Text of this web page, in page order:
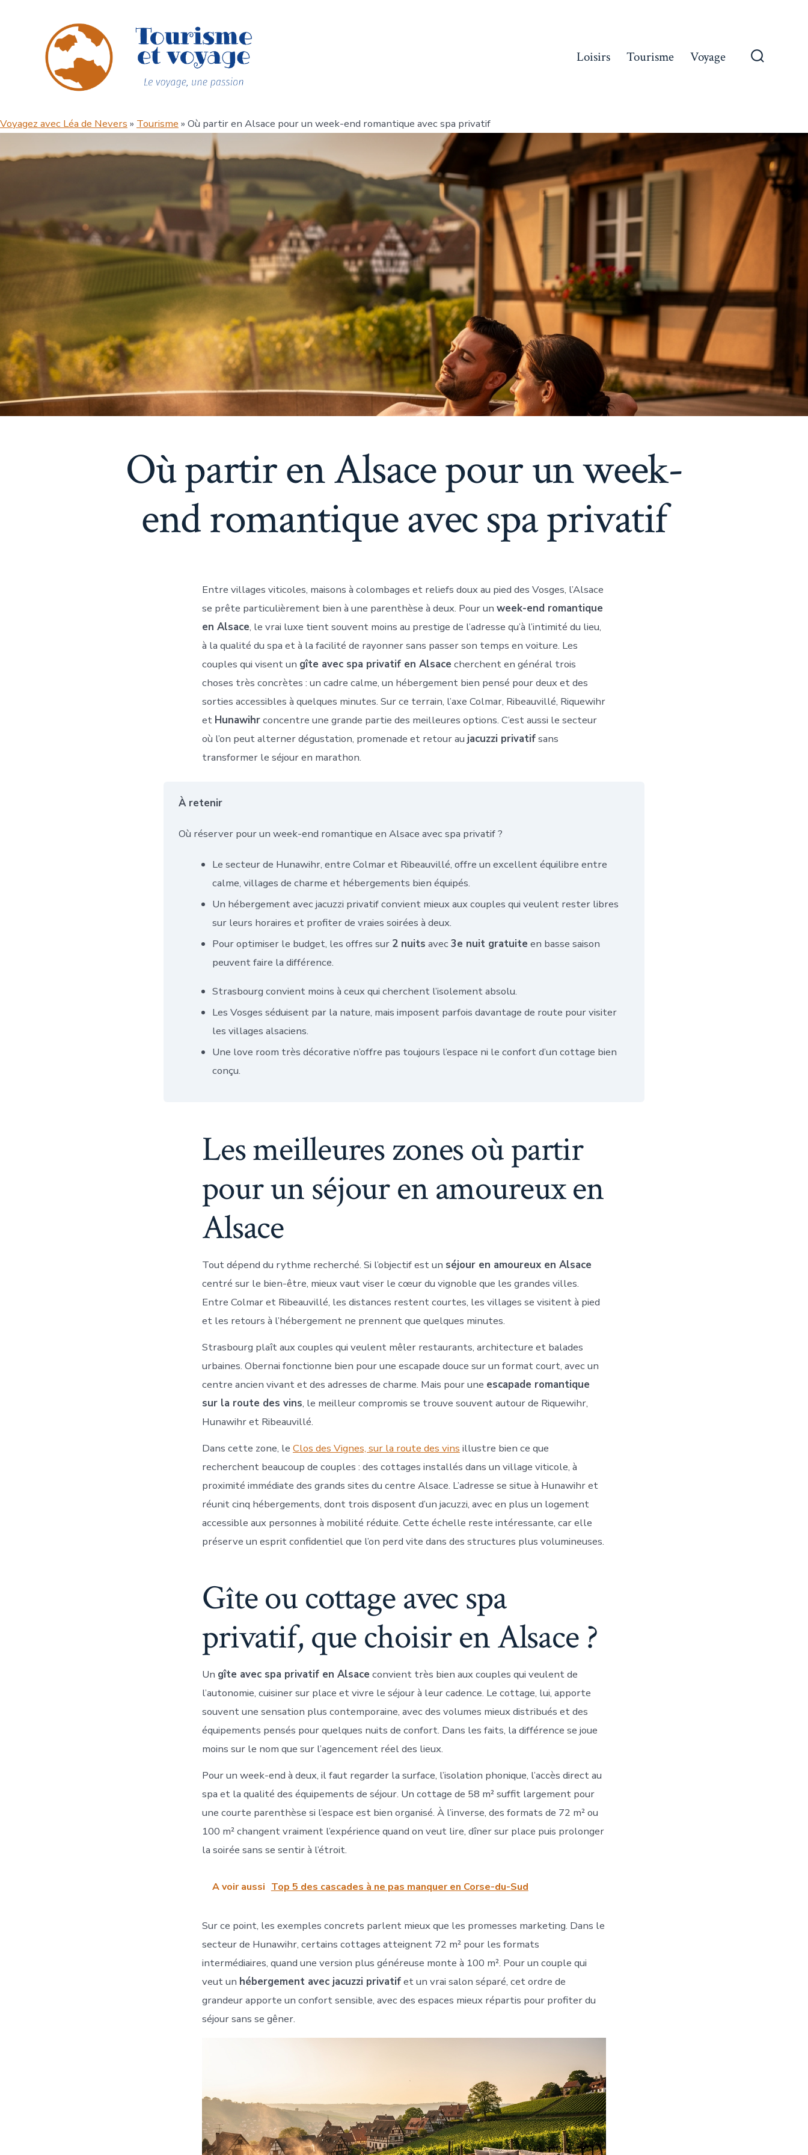
Loisirs Tourisme Voyage
Voyagez avec Léa de Nevers » Tourisme » Où partir en Alsace pour un week-end romantique avec spa privatif
Où partir en Alsace pour un week-
end romantique avec spa privatif
Entre villages viticoles, maisons à colombages et reliefs doux au pied des Vosges, l’Alsace
se prête particulièrement bien à une parenthèse à deux. Pour un week-end romantique
en Alsace, le vrai luxe tient souvent moins au prestige de l’adresse qu’à l’intimité du lieu,
à la qualité du spa et à la facilité de rayonner sans passer son temps en voiture. Les
couples qui visent un gîte avec spa privatif en Alsace cherchent en général trois
choses très concrètes : un cadre calme, un hébergement bien pensé pour deux et des
sorties accessibles à quelques minutes. Sur ce terrain, l’axe Colmar, Ribeauvillé, Riquewihr
et Hunawihrconcentre une grande partie des meilleures options. C’est aussi le secteur
où l’on peut alterner dégustation, promenade et retour au jacuzzi privatifsans
transformer le séjour en marathon.
À retenir
Où réserver pour un week-end romantique en Alsace avec spa privatif ?
Le secteur de Hunawihr, entre Colmar et Ribeauvillé, offre un excellent équilibre entre
calme, villages de charme et hébergements bien équipés.
Un hébergement avec jacuzzi privatif convient mieux aux couples qui veulent rester libres
sur leurs horaires et profiter de vraies soirées à deux.
Pour optimiser le budget, les offres sur 2 nuits avec3e nuit gratuite en basse saison
peuvent faire la différence.
Strasbourg convient moins à ceux qui cherchent l’isolement absolu.
Les Vosges séduisent par la nature, mais imposent parfois davantage de route pour visiter
les villages alsaciens.
Une love room très décorative n’offre pas toujours l’espace ni le confort d’un cottage bien
conçu.
Les meilleures zones où partir
pour un séjour en amoureux en
Alsace
Tout dépend du rythme recherché. Si l’objectif est un séjour en amoureux en Alsace
centré sur le bien-être, mieux vaut viser le cœur du vignoble que les grandes villes.
Entre Colmar et Ribeauvillé, les distances restent courtes, les villages se visitent à pied
et les retours à l’hébergement ne prennent que quelques minutes.
Strasbourg plaît aux couples qui veulent mêler restaurants, architecture et balades
urbaines. Obernai fonctionne bien pour une escapade douce sur un format court, avec un
centre ancien vivant et des adresses de charme. Mais pour une escapade romantique
sur la route des vins, le meilleur compromis se trouve souvent autour de Riquewihr,
Hunawihr et Ribeauvillé.
Dans cette zone, le Clos des Vignes, sur la route des vins illustre bien ce que
recherchent beaucoup de couples : des cottages installés dans un village viticole, à
proximité immédiate des grands sites du centre Alsace. L’adresse se situe à Hunawihr et
réunit cinq hébergements, dont trois disposent d’un jacuzzi, avec en plus un logement
accessible aux personnes à mobilité réduite. Cette échelle reste intéressante, car elle
préserve un esprit confidentiel que l’on perd vite dans des structures plus volumineuses.
Gîte ou cottage avec spa
privatif, que choisir en Alsace ?
Un gîte avec spa privatif en Alsace convient très bien aux couples qui veulent de
l’autonomie, cuisiner sur place et vivre le séjour à leur cadence. Le cottage, lui, apporte
souvent une sensation plus contemporaine, avec des volumes mieux distribués et des
équipements pensés pour quelques nuits de confort. Dans les faits, la différence se joue
moins sur le nom que sur l’agencement réel des lieux.
Pour un week-end à deux, il faut regarder la surface, l’isolation phonique, l’accès direct au
spa et la qualité des équipements de séjour. Un cottage de 58 m² suffit largement pour
une courte parenthèse si l’espace est bien organisé. À l’inverse, des formats de 72 m² ou
100 m² changent vraiment l’expérience quand on veut lire, dîner sur place puis prolonger
la soirée sans se sentir à l’étroit.
A voir aussi Top 5 des cascades à ne pas manquer en Corse-du-Sud
Sur ce point, les exemples concrets parlent mieux que les promesses marketing. Dans le
secteur de Hunawihr, certains cottages atteignent 72 m² pour les formats
intermédiaires, quand une version plus généreuse monte à 100 m². Pour un couple qui
veut un hébergement avec jacuzzi privatifet un vrai salon séparé, cet ordre de
grandeur apporte un confort sensible, avec des espaces mieux répartis pour profiter du
séjour sans se gêner.